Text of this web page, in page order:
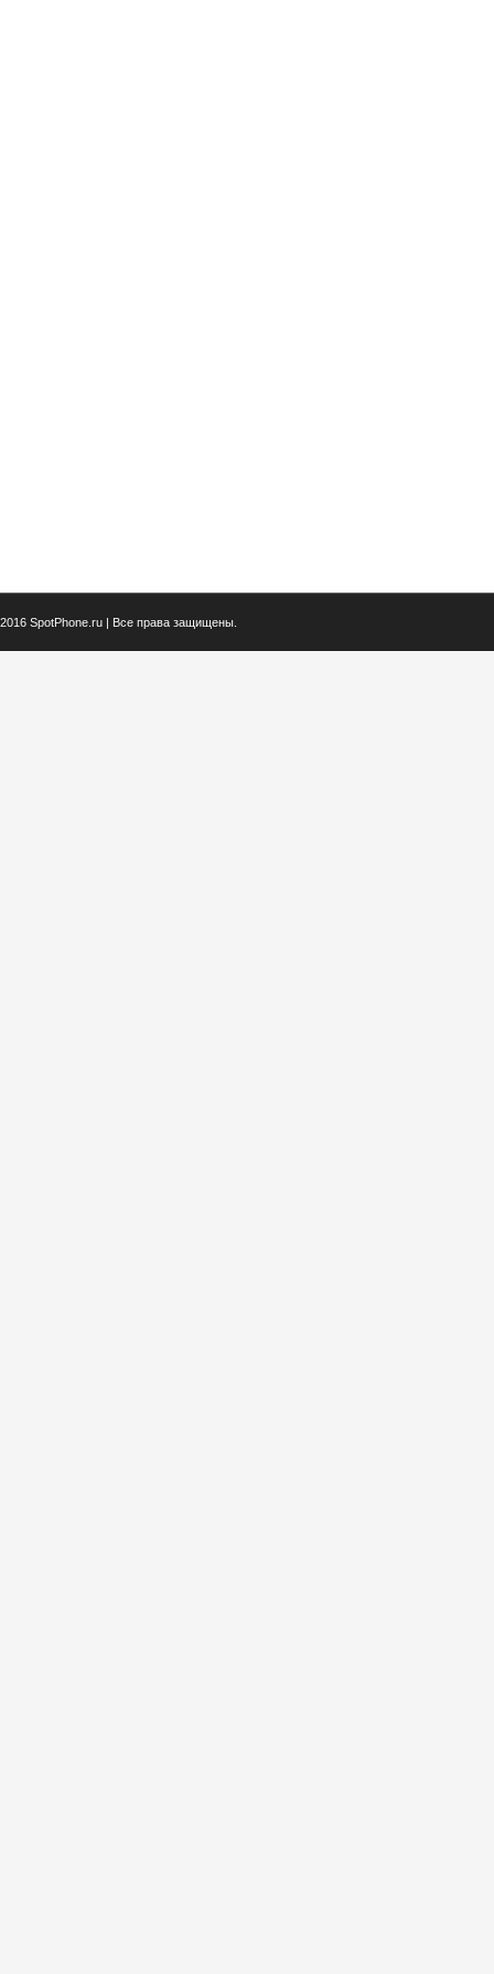
2016 SpotPhone.ru | Все права защищены.